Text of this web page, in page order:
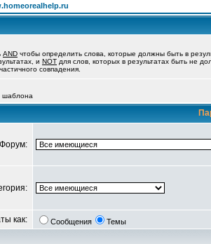
AND чтобы определить слова, которые должны быть в
и NOT для слов, которых в результатах быть не
совпадения.
шаблона
Форум:
как: Сообщения Темы